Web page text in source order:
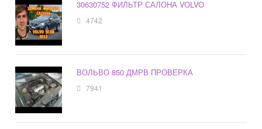
30630752 ФИЛЬТР САЛОНА VOLVO
4742
ВОЛЬВО 850 ДМРВ ПРОВЕРКА
7941